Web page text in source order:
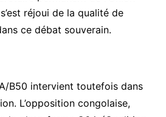
réjoui de la qualité de
ce débat souverain.
B50 intervient toutefois dans
L’opposition congolaise,